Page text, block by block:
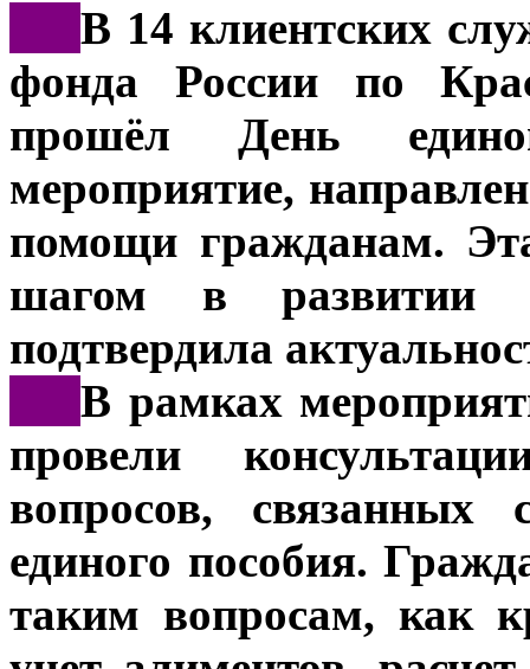
В 14 клиентских
фонда России по
прошёл День
мероприятие,
помощи гражданам.
шагом в развитии
подтвердила
В рамках
провели
вопросов,
единого пособия.
таким вопросам, как